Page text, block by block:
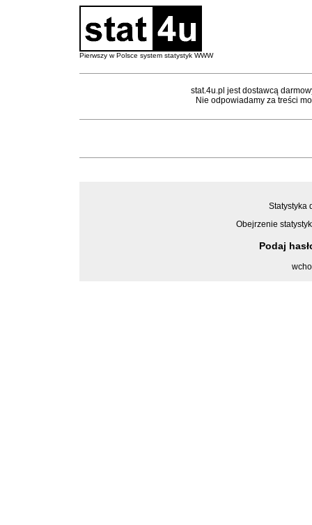
Pierwszy w Polsce system statystyk WWW
stat.4u.pl jest dostawcą
Nie odpowiadamy za treści
Statystyka
Obejrzenie
Podaj